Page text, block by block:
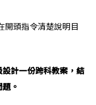
開頭指令清楚說明目
設計一份跨科教案，結
。